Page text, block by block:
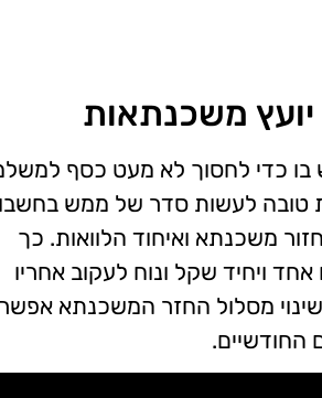
יועץ משכנתאות
בו כדי לחסוך לא מעט כסף
טובה לעשות סדר של ממש
משכנתא ואיחוד הלוואות. כך
ויחיד שקל ונוח לעקוב אחריו
מסלול החזר המשכנתא
החודשיים.